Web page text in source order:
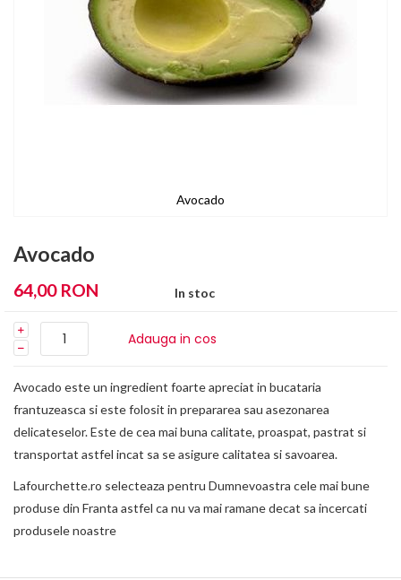
Avocado
64,00 RON In stoc
Adauga in cos
Avocado este un ingredient foarte apreciat in bucataria
frantuzeasca si este folosit in prepararea sau asezonarea
delicateselor.Este de cea mai buna calitate, proaspat, pastrat si
transportat astfel incat sa se asigure calitatea si savoarea.
Lafourchette.ro selecteaza pentru Dumnevoastra cele mai bune
produse din Franta astfel ca nu va mai ramane decat sa incercati
produsele noastre
Avocado
the
of
images
gallery